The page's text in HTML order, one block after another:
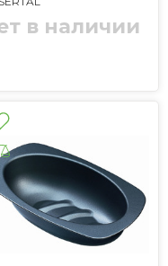
в наличии